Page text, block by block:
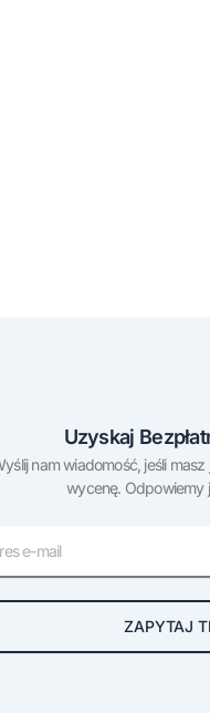
Uzyskaj
nam wiadomość, jeśli
wycenę. Odpowiemy
ZAPYTAJ